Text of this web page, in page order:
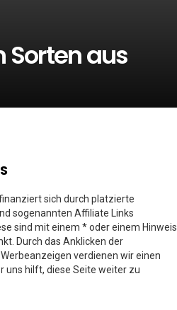
aus
sich durch platzierte
sogenannten Affiliate Links
sind mit einem * oder einem Hinweis
Durch das Anklicken der
verdienen wir einen
uns hilft, diese Seite weiter zu